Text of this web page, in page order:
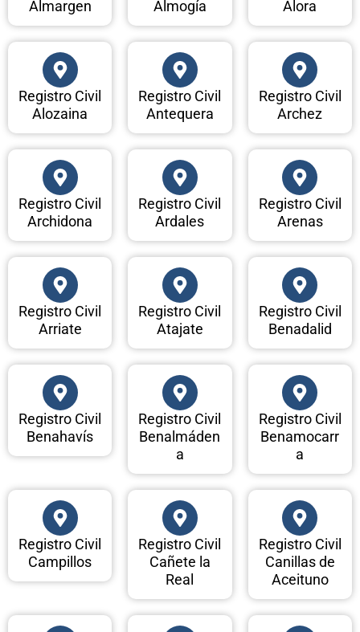
Almargen Almogía Alora
Registro Civil
Alozaina
Registro Civil
Antequera
Registro Civil
Archez
Registro Civil
Archidona
Registro Civil
Ardales
Registro Civil
Arenas
Registro Civil
Arriate
Registro Civil
Atajate
Registro Civil
Benadalid
Registro Civil
Benahavís
Registro Civil
Benalmáden
a
Registro Civil
Benamocarr
a
Registro Civil
Campillos
Registro Civil
Cañete la
Real
Registro Civil
Canillas de
Aceituno